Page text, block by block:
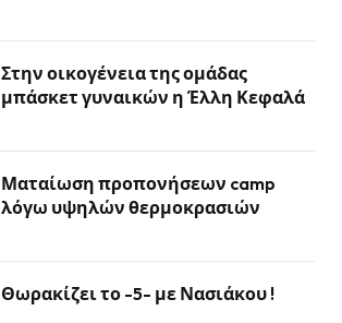
Στην οικογένεια της ομάδας
μπάσκετ γυναικών η Έλλη Κεφαλά
Ματαίωση προπονήσεων camp
λόγω υψηλών θερμοκρασιών
Θωρακίζει το -5- με Νασιάκου !